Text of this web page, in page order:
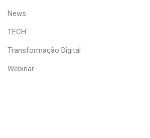
News
TECH
Transformação Digital
Webinar